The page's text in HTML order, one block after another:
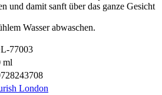
und damit sanft über das ganze Gesicht
Wasser abwaschen.
77003
ml
London